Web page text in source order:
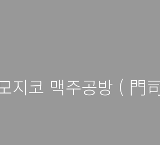
지코 맥주공방 (